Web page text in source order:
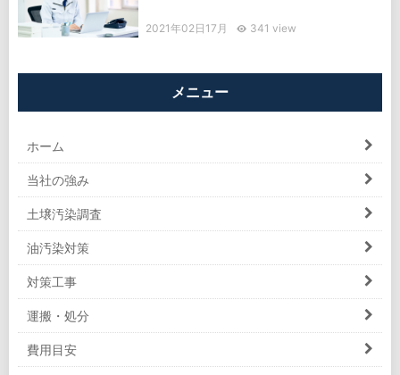
2021年02日17月 341 view
メニュー
ホーム
当社の強み
土壌汚染調査
油汚染対策
対策工事
運搬・処分
費用目安